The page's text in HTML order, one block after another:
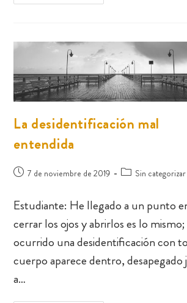
La desidentificación mal
entendida
7 de noviembre de 2019 Sin categorizar
Estudiante: He llegado a un punto
cerrar los ojos y abrirlos es lo mismo;
ocurrido una desidentificación con
cuerpo aparece dentro,
a…